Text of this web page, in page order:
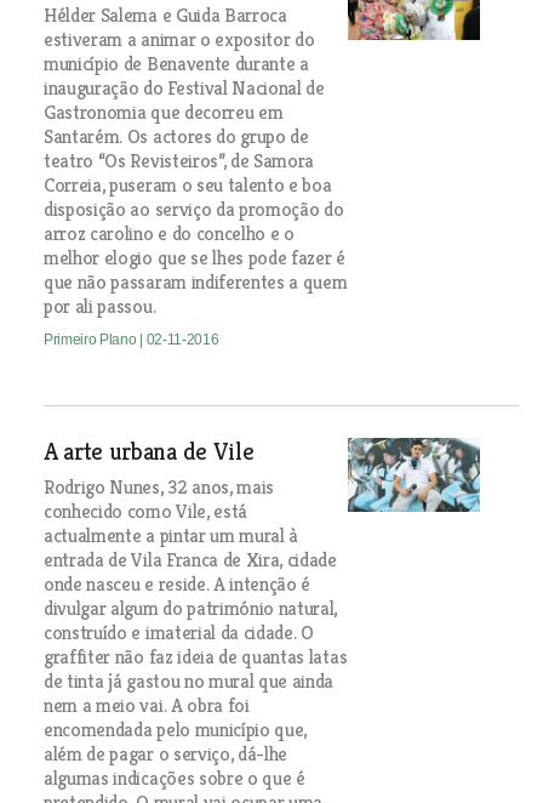
Hélder Salema e Guida Barroca
estiveram a animar o expositor do
município de Benavente durante a
inauguração do Festival Nacional de
Gastronomia que decorreu em
Santarém. Os actores do grupo de
teatro “Os Revisteiros”, de Samora
Correia, puseram o seu talento e boa
disposição ao serviço da promoção do
arroz carolino e do concelho e o
melhor elogio que se lhes pode fazer é
que não passaram indiferentes a quem
por ali passou.
Primeiro Plano | 02-11-2016
A arte urbana de Vile
Rodrigo Nunes, 32 anos, mais
conhecido como Vile, está
actualmente a pintar um mural à
entrada de Vila Franca de Xira, cidade
onde nasceu e reside. A intenção é
divulgar algum do património natural,
construído e imaterial da cidade. O
graffiter não faz ideia de quantas latas
de tinta já gastou no mural que ainda
nem a meio vai. A obra foi
encomendada pelo município que,
além de pagar o serviço, dá-lhe
algumas indicações sobre o que é